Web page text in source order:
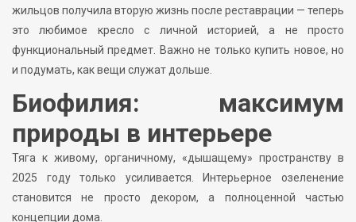
жильцов получила вторую жизнь после реставрации — теперь
это любимое кресло с личной историей, а не просто
функциональный предмет. Важно не только купить новое, но
и подумать, как вещи служат дольше.
Биофилия: максимум
природы в интерьере
Тяга к живому, органичному, «дышащему» пространству в
2025 году только усиливается. Интерьерное озеленение
становится не просто декором, а полноценной частью
концепции дома.